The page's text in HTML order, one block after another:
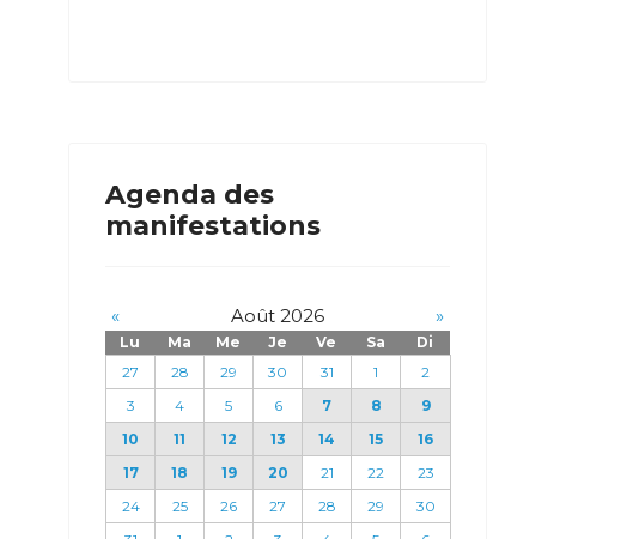
Agenda des
manifestations
« Août 2026 »
Lu Ma Me Je Ve Sa
Di
27
28 29 30 31 1
2
3
4 5 6 7 8
9
10
11 12 13 14 15
16
17
18 19 20 21 22
23
24
25 26 27 28 29
30